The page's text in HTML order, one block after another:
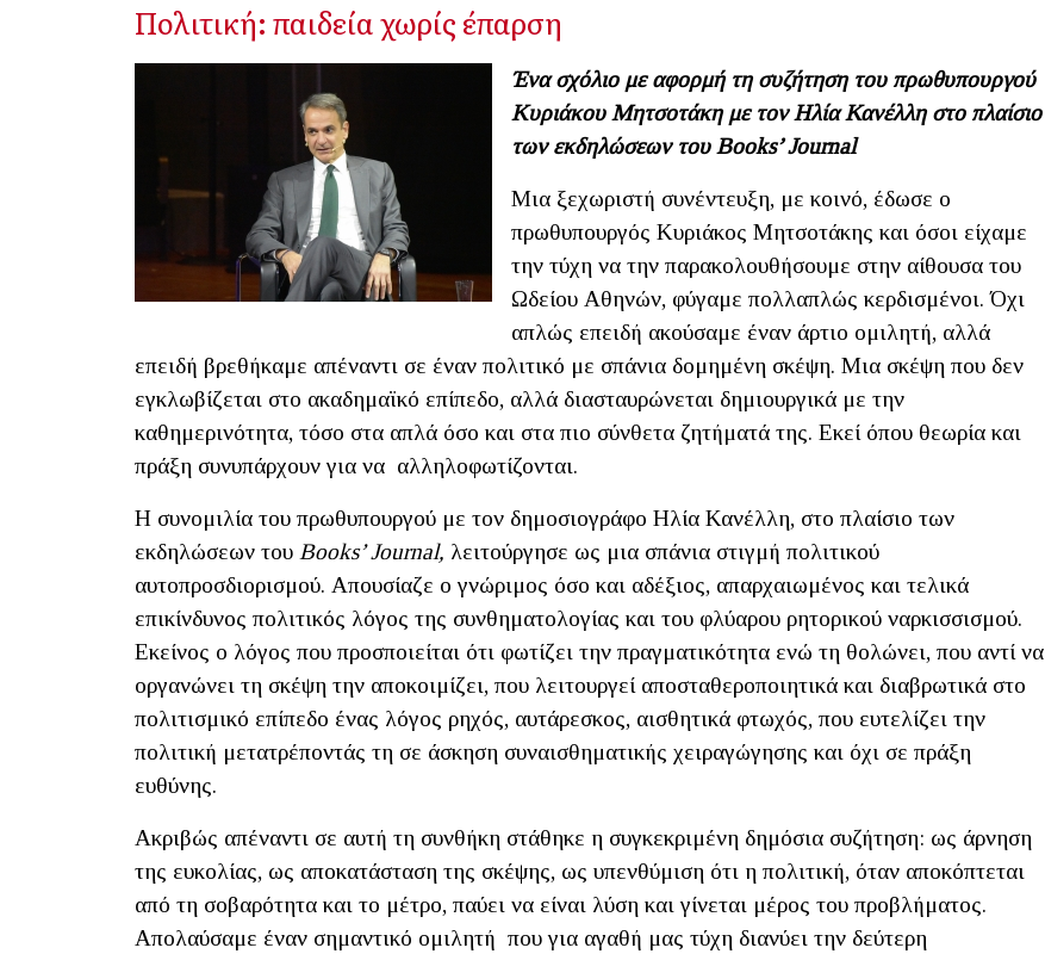
Πολιτική: παιδεία χωρίς έπαρση
Ένα σχόλιο με αφορμή τη συζήτηση του πρωθυπουργού
Κυριάκου Μητσοτάκη με τον Ηλία Κανέλλη στο πλαίσιο
των εκδηλώσεων του Books’ Journal
Μια ξεχωριστή συνέντευξη, με κοινό, έδωσε ο
πρωθυπουργός Κυριάκος Μητσοτάκης και όσοι είχαμε
την τύχη να την παρακολουθήσουμε στην αίθουσα του
Ωδείου Αθηνών, φύγαμε πολλαπλώς κερδισμένοι. Όχι
απλώς επειδή ακούσαμε έναν άρτιο ομιλητή, αλλά
επειδή βρεθήκαμε απέναντι σε έναν πολιτικό με σπάνια δομημένη σκέψη. Μια σκέψη που δεν
εγκλωβίζεται στο ακαδημαϊκό επίπεδο, αλλά διασταυρώνεται δημιουργικά με την
καθημερινότητα, τόσο στα απλά όσο και στα πιο σύνθετα ζητήματά της. Εκεί όπου θεωρία και
πράξη συνυπάρχουν για να αλληλοφωτίζονται.
Η συνομιλία του πρωθυπουργού με τον δημοσιογράφο Ηλία Κανέλλη, στο πλαίσιο των
εκδηλώσεων του Books’ Journal, λειτούργησε ως μια σπάνια στιγμή πολιτικού
αυτοπροσδιορισμού. Απουσίαζε ο γνώριμος όσο και αδέξιος, απαρχαιωμένος και τελικά
επικίνδυνος πολιτικός λόγος της συνθηματολογίας και του φλύαρου ρητορικού ναρκισσισμού.
Εκείνος ο λόγος που προσποιείται ότι φωτίζει την πραγματικότητα ενώ τη θολώνει, που αντί να
οργανώνει τη σκέψη την αποκοιμίζει, που λειτουργεί αποσταθεροποιητικά και διαβρωτικά στο
πολιτισμικό επίπεδο ένας λόγος ρηχός, αυτάρεσκος, αισθητικά φτωχός, που ευτελίζει την
πολιτική μετατρέποντάς τη σε άσκηση συναισθηματικής χειραγώγησης και όχι σε πράξη
ευθύνης.
Ακριβώς απέναντι σε αυτή τη συνθήκη στάθηκε η συγκεκριμένη δημόσια συζήτηση: ως άρνηση
της ευκολίας, ως αποκατάσταση της σκέψης, ως υπενθύμιση ότι η πολιτική, όταν αποκόπτεται
από τη σοβαρότητα και το μέτρο, παύει να είναι λύση και γίνεται μέρος του προβλήματος.
Απολαύσαμε έναν σημαντικό ομιλητή που για αγαθή μας τύχη διανύει την δεύτερη